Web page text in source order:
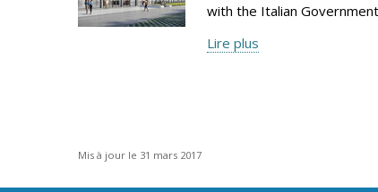
with the Italian
Lire plus
Mis à jour le 31 mars 2017